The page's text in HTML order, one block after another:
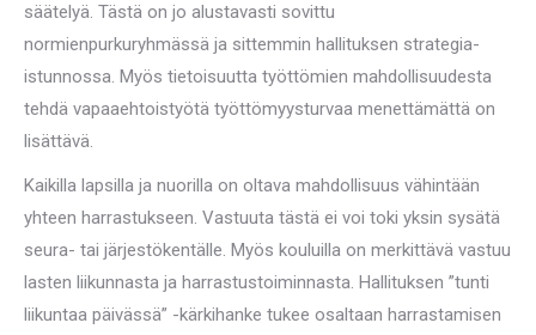
säätelyä. Tästä on jo alustavasti sovittu
normienpurkuryhmässä ja sittemmin hallituksen strategia-
istunnossa. Myös tietoisuutta työttömien mahdollisuudesta
tehdä vapaaehtoistyötä työttömyysturvaa menettämättä on
lisättävä.
Kaikilla lapsilla ja nuorilla on oltava mahdollisuus vähintään
yhteen harrastukseen. Vastuuta tästä ei voi toki yksin sysätä
seura- tai järjestökentälle. Myös kouluilla on merkittävä vastuu
lasten liikunnasta ja harrastustoiminnasta. Hallituksen ”tunti
liikuntaa päivässä” -kärkihanke tukee osaltaan harrastamisen